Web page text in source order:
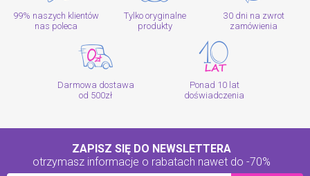
99% naszych klientów
nas poleca
Tylko oryginalne
produkty
30 dni na zwrot
zamówienia
Darmowa dostawa
od 500zł
Ponad 10 lat
doświadczenia
ZAPISZ SIĘ DO NEWSLETTERA
otrzymasz informacje o rabatach nawet do -70%